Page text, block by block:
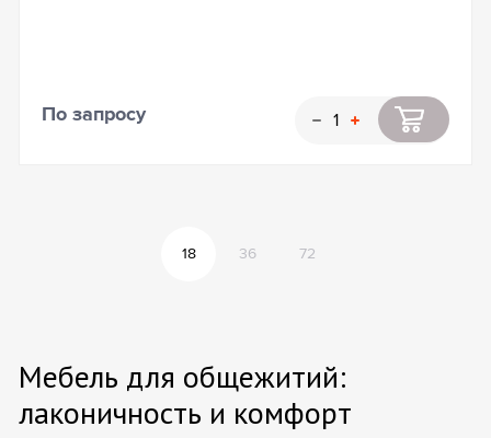
По запросу
18 36 72
Мебель для общежитий:
лаконичность и комфорт